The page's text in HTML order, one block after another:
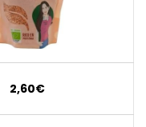
2,60€